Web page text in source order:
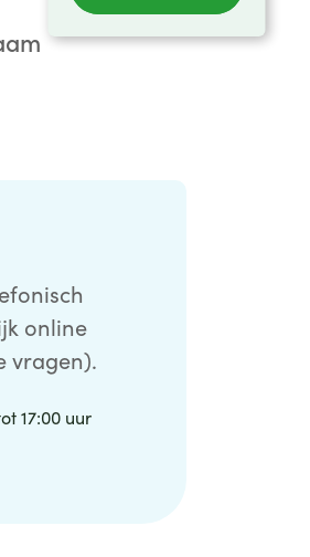
online
vragen).
17:00 uur